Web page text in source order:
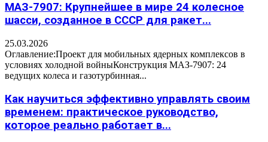
МАЗ-7907: Крупнейшее в мире 24 колесное
шасси, созданное в СССР для ракет...
25.03.2026
Оглавление:Проект для мобильных ядерных комплексов в
условиях холодной войныКонструкция МАЗ-7907: 24
ведущих колеса и газотурбинная...
Как научиться эффективно управлять своим
временем: практическое руководство,
которое реально работает в...